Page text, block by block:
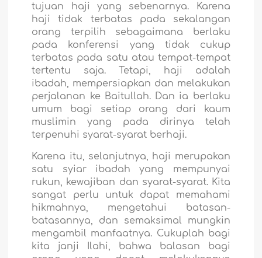
tujuan haji yang sebenarnya. Karena
haji tidak terbatas pada sekalangan
orang terpilih sebagaimana berlaku
pada konferensi yang tidak cukup
terbatas pada satu atau tempat-tempat
tertentu saja. Tetapi, haji adalah
ibadah, mempersiapkan dan melakukan
perjalanan ke Baitullah. Dan ia berlaku
umum bagi setiap orang dari kaum
muslimin yang pada dirinya telah
terpenuhi syarat-syarat berhaji.
Karena itu, selanjutnya, haji merupakan
satu syiar ibadah yang mempunyai
rukun, kewajiban dan syarat-syarat. Kita
sangat perlu untuk dapat memahami
hikmahnya, mengetahui batasan-
batasannya, dan semaksimal mungkin
mengambil manfaatnya. Cukuplah bagi
kita janji Ilahi, bahwa balasan bagi